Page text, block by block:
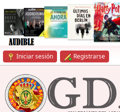
Iniciar sesión Registrarse